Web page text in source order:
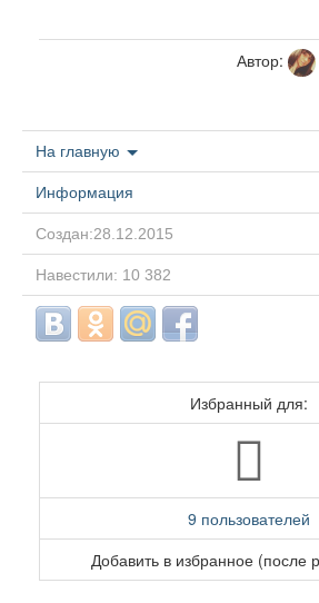
Автор:
На главную
Информация
Создан:28.12.2015
Навестили: 10 382
Избранный для:
9 пользователей
Добавить в избранное (после